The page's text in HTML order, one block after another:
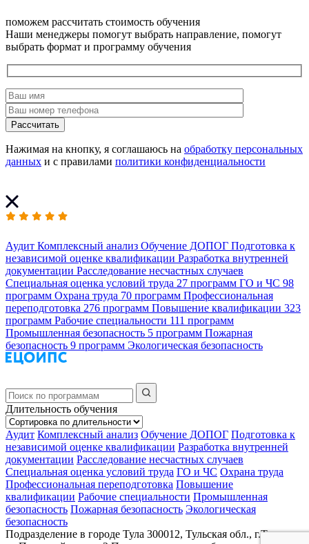
поможем рассчитать стоимость обучения
Наши менеджеры помогут выбрать направление, помогут
выбрать формат и программу обучения
Рассчитать
Нажимая на кнопку, я соглашаюсь на обработку персональных
данных и с правилами политики конфиденциальности
Аудит Комплексный анализ Обучение ДОПОГ Подготовка к
независимой оценке квалификации Разработка внутренней
документации Расследование несчастных случаев
Специальная оценка условий труда 27 программ ГО и ЧС 98
программ Охрана труда 70 программ Профессиональная
переподготовка 276 программ Повышение квалификации 323
программ Рабочие специальности 111 программ
Промышленная безопасность 5 программ Пожарная
безопасность 9 программ Экологическая безопасность
Длительность обучения
Аудит Комплексный анализ Обучение ДОПОГ Подготовка к
независимой оценке квалификации Разработка внутренней
документации Расследование несчастных случаев
Специальная оценка условий труда ГО и ЧС Охрана труда
Профессиональная переподготовка Повышение
квалификации Рабочие специальности Промышленная
безопасность Пожарная безопасность Экологическая
безопасность
Подразделение в городе Тула 300012, Тульская обл., г.Тула,